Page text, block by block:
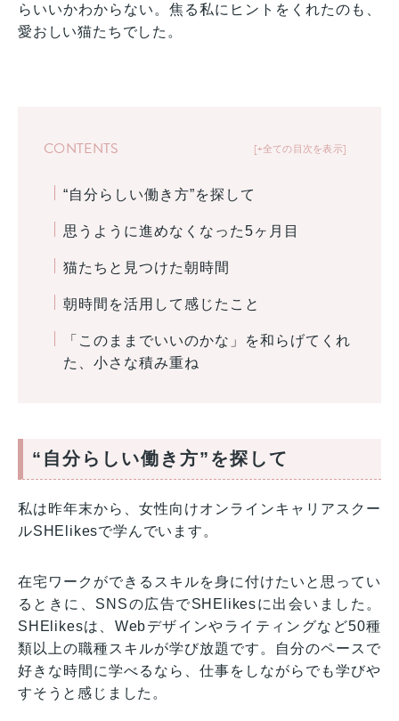
らいいかわからない。焦る私にヒントをくれたのも、
愛おしい猫たちでした。
+全ての目次を表示
CONTENTS
“自分らしい働き方”を探して
思うように進めなくなった5ヶ月目
猫たちと見つけた朝時間
朝時間を活用して感じたこと
「このままでいいのかな」を和らげてくれ
た、小さな積み重ね
“自分らしい働き方”を探して
私は昨年末から、女性向けオンラインキャリアスクー
ルSHElikesで学んでいます。
在宅ワークができるスキルを身に付けたいと思ってい
るときに、SNSの広告でSHElikesに出会いました。
SHElikesは、Webデザインやライティングなど50種
類以上の職種スキルが学び放題です。自分のペースで
好きな時間に学べるなら、仕事をしながらでも学びや
すそうと感じました。